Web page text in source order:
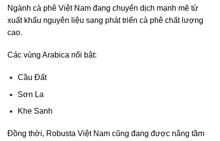
Ngành cà phê Việt Nam đang chuyển dịch mạnh mẽ từ
xuất khẩu nguyên liệu sang phát triển cà phê chất lượng
cao.
Các vùng Arabica nổi bật:
Cầu Đất
Sơn La
Khe Sanh
Đồng thời, Robusta Việt Nam cũng đang được nâng tầm